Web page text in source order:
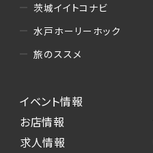
茨城イイトコナビ
水戸ホーリーホック
旅のススメ
イベント情報
お店情報
求人情報